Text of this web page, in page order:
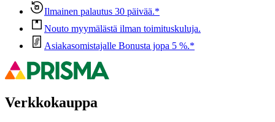
Ilmainen palautus 30 päivää.*
Nouto myymälästä ilman toimituskuluja.
Asiakasomistajalle Bonusta jopa 5 %.*
Verkkokauppa